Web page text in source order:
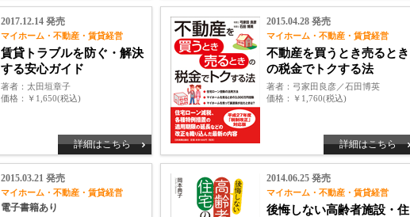
2017.12.14 発売
マイホーム・不動産・賃貸経営
賃貸トラブルを防ぐ・解決
する安心ガイド
著者
太田垣章子
価格
￥1,650(税込)
詳細はこちら
2015.04.28 発売
マイホーム・不動産・賃貸経営
不動産を買うとき売るとき
の税金でトクする法
著者
弓家田良彦／石田博英
価格
￥1,760(税込)
詳細はこちら
2015.03.21 発売
マイホーム・不動産・賃貸経営
電子書籍あり
2014.06.25 発売
マイホーム・不動産・賃貸経営
後悔しない高齢者施設・住